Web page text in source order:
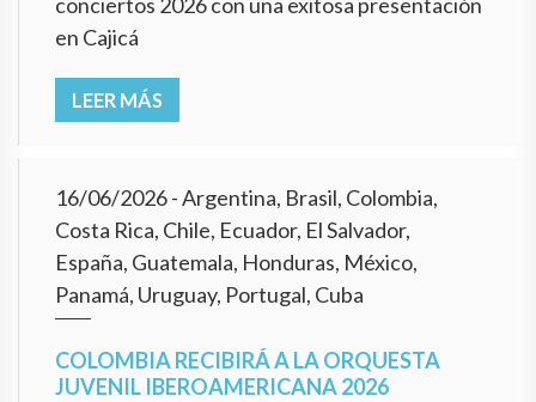
en Cajicá
LEER MÁS
16/06/2026- Argentina, Brasil, Colombia,
Costa Rica, Chile, Ecuador, El Salvador,
España, Guatemala, Honduras, México,
Panamá, Uruguay, Portugal, Cuba
COLOMBIA RECIBIRÁ A LA ORQUESTA
JUVENIL IBEROAMERICANA 2026